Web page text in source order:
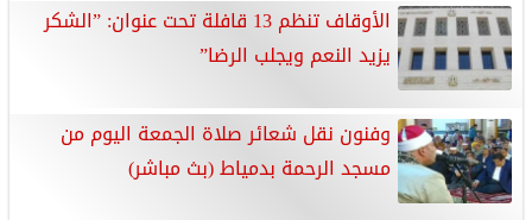
الأوقاف تنظم 13 قافلة تحت عنوان: ”الشكر
يزيد النعم ويجلب الرضا”
وفنون نقل شعائر صلاة الجمعة اليوم من
مسجد الرحمة بدمياط (بث مباشر)